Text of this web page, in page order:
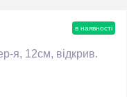
в наявності